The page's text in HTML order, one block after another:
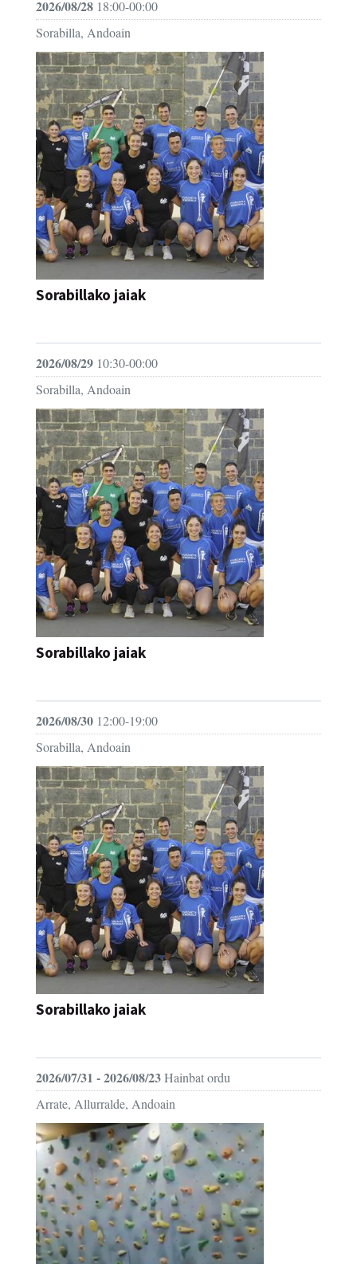
2026/08/28 18:00-00:00
Sorabilla, Andoain
Sorabillako jaiak
2026/08/29 10:30-00:00
Sorabilla, Andoain
Sorabillako jaiak
2026/08/30 12:00-19:00
Sorabilla, Andoain
Sorabillako jaiak
2026/07/31 - 2026/08/23Hainbat ordu
Arrate, Allurralde, Andoain